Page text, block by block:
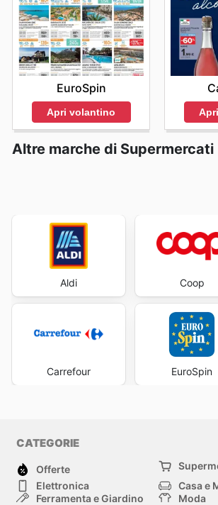
EuroSpin
Apri volantino
Altre marche di Supermercati
Aldi
Carrefour
Coop
EuroSpin
CATEGORIE
Offerte
Elettronica
Casa e
Ferramenta e Giardino
Moda